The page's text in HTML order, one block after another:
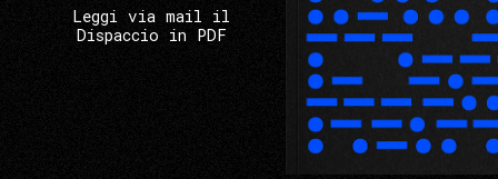
Leggi via mail il
Dispaccio in PDF